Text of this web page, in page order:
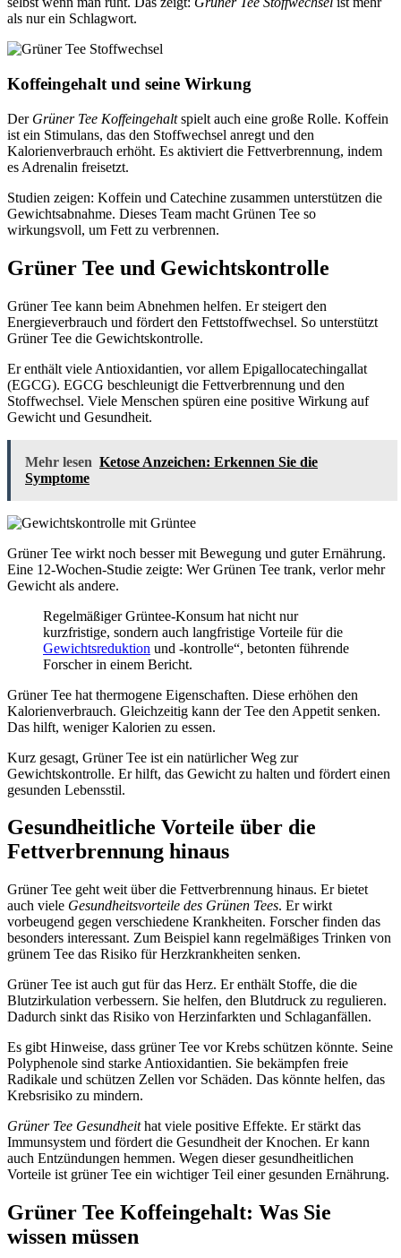
als nur ein Schlagwort.
Koffeingehalt und seine Wirkung
Der Grüner Tee Koffeingehaltspielt auch eine große Rolle. Koffein
ist ein Stimulans, das den Stoffwechsel anregt und den
Kalorienverbrauch erhöht. Es aktiviert die Fettverbrennung, indem
es Adrenalin freisetzt.
Studien zeigen: Koffein und Catechine zusammen unterstützen die
Gewichtsabnahme. Dieses Team macht Grünen Tee so
wirkungsvoll, um Fett zu verbrennen.
Grüner Tee und Gewichtskontrolle
Grüner Tee kann beim Abnehmen helfen. Er steigert den
Energieverbrauch und fördert den Fettstoffwechsel. So unterstützt
Grüner Tee die Gewichtskontrolle.
Er enthält viele Antioxidantien, vor allem Epigallocatechingallat
(EGCG). EGCG beschleunigt die Fettverbrennung und den
Stoffwechsel. Viele Menschen spüren eine positive Wirkung auf
Gewicht und Gesundheit.
Mehr lesen Ketose Anzeichen: Erkennen Sie die
Symptome
Grüner Tee wirkt noch besser mit Bewegung und guter Ernährung.
Eine 12-Wochen-Studie zeigte: Wer Grünen Tee trank, verlor mehr
Gewicht als andere.
Regelmäßiger Grüntee-Konsum hat nicht nur
kurzfristige, sondern auch langfristige Vorteile für die
Gewichtsreduktion und -kontrolle“, betonten führende
Forscher in einem Bericht.
Grüner Tee hat thermogene Eigenschaften. Diese erhöhen den
Kalorienverbrauch. Gleichzeitig kann der Tee den Appetit senken.
Das hilft, weniger Kalorien zu essen.
Kurz gesagt, Grüner Tee ist ein natürlicher Weg zur
Gewichtskontrolle. Er hilft, das Gewicht zu halten und fördert einen
gesunden Lebensstil.
Gesundheitliche Vorteile über die
Fettverbrennung hinaus
Grüner Tee geht weit über die Fettverbrennung hinaus. Er bietet
auch viele Gesundheitsvorteile des Grünen Tees. Er wirkt
vorbeugend gegen verschiedene Krankheiten. Forscher finden das
besonders interessant. Zum Beispiel kann regelmäßiges Trinken von
grünem Tee das Risiko für Herzkrankheiten senken.
Grüner Tee ist auch gut für das Herz. Er enthält Stoffe, die die
Blutzirkulation verbessern. Sie helfen, den Blutdruck zu regulieren.
Dadurch sinkt das Risiko von Herzinfarkten und Schlaganfällen.
Es gibt Hinweise, dass grüner Tee vor Krebs schützen könnte. Seine
Polyphenole sind starke Antioxidantien. Sie bekämpfen freie
Radikale und schützen Zellen vor Schäden. Das könnte helfen, das
Krebsrisiko zu mindern.
Grüner Tee Gesundheithat viele positive Effekte. Er stärkt das
Immunsystem und fördert die Gesundheit der Knochen. Er kann
auch Entzündungen hemmen. Wegen dieser gesundheitlichen
Vorteile ist grüner Tee ein wichtiger Teil einer gesunden Ernährung.
Grüner Tee Koffeingehalt: Was Sie
wissen müssen